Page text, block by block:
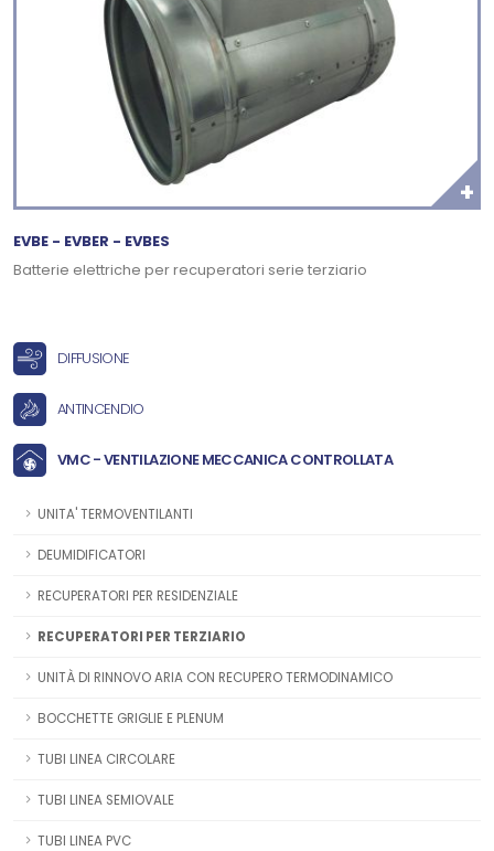
DIFFUSIONE
ANTINCENDIO
VMC - VENTILAZIONE MECCANICA CONTROLLATA
UNITA' TERMOVENTILANTI
DEUMIDIFICATORI
RECUPERATORI PER RESIDENZIALE
RECUPERATORI PER TERZIARIO
UNITÀ DI RINNOVO ARIA CON RECUPERO TERMODINAMICO
BOCCHETTE GRIGLIE E PLENUM
TUBI LINEA CIRCOLARE
TUBI LINEA SEMIOVALE
TUBI LINEA PVC
+
EVBE - EVBER - EVBES
Batterie elettriche per recuperatori serie terziario